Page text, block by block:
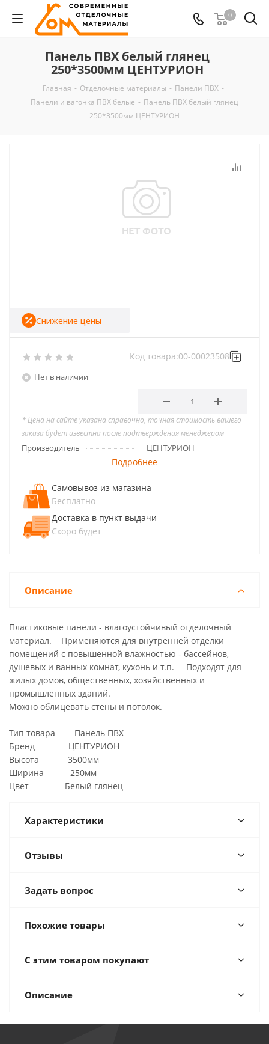
0
Панель ПВХ белый глянец
250*3500мм ЦЕНТУРИОН
Главная - Отделочные материалы - Панели ПВХ -
Панели и вагонка ПВХ белые - Панель ПВХ белый глянец
250*3500мм ЦЕНТУРИОН
Нет в наличии
Код товара:00-00023508
Снижение цены
* Цена на сайте указана справочно, точная стоимость вашего
заказа будет известна после подтверждения менеджером
Производитель ЦЕНТУРИОН
Подробнее
Самовывоз из магазина
Бесплатно
Доставка в пункт выдачи
Скоро будет
Описание
Пластиковые панели - влагоустойчивый отделочный
материал. Применяются для внутренней отделки
помещений с повышенной влажностью - бассейнов,
душевых и ванных комнат, кухонь и т.п. Подходят для
жилых домов, общественных, хозяйственных и
прoмышленных зданий.
Можно облицевать стены и потолок.
Тип товара Панель ПВХ
Бренд ЦЕНТУРИОН
Высота 3500мм
Ширина 250мм
Цвет Белый глянец
Характеристики
Отзывы
Задать вопрос
Похожие товары
С этим товаром покупают
Описание